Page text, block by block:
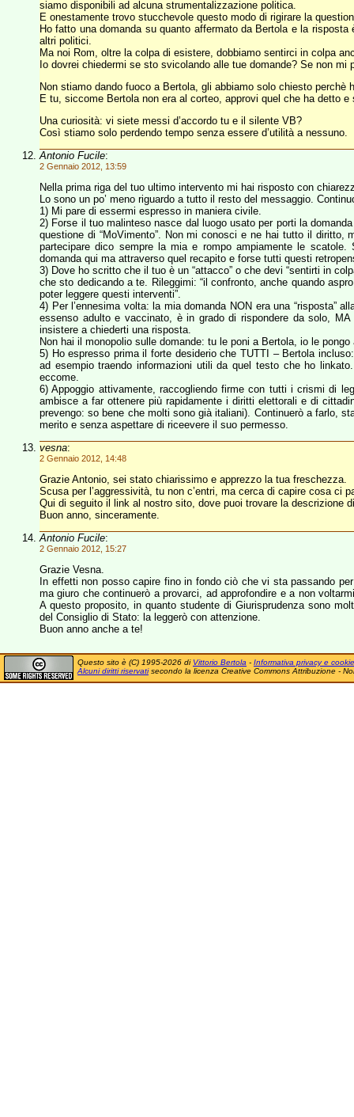
siamo disponibili ad alcuna strumentalizzazione politica.
E onestamente trovo stucchevole questo modo di rigirare la
Ho fatto una domanda su quanto affermato da Bertola e la
altri politici.
Ma noi Rom, oltre la colpa di esistere, dobbiamo sentirci in colpa
Io dovrei chiedermi se sto svicolando alle tue domande? Se non
Non stiamo dando fuoco a Bertola, gli abbiamo solo chiesto
E tu, siccome Bertola non era al corteo, approvi quel che ha detto
Una curiosità: vi siete messi d’accordo tu e il silente VB?
Così stiamo solo perdendo tempo senza essere d’utilità a nessuno.
Antonio Fucile:
2 Gennaio 2012, 13:59
Nella prima riga del tuo ultimo intervento mi hai risposto con
Lo sono un po’ meno riguardo a tutto il resto del messaggio.
1) Mi pare di essermi espresso in maniera civile.
2) Forse il tuo malinteso nasce dal luogo usato per porti la
questione di “MoVimento”. Non mi conosci e ne hai tutto il
partecipare dico sempre la mia e rompo ampiamente le
domanda qui ma attraverso quel recapito e forse tutti questi
3) Dove ho scritto che il tuo è un “attacco” o che devi “sentirti in
che sto dedicando a te. Rileggimi: “il confronto, anche quando
poter leggere questi interventi”.
4) Per l’ennesima volta: la mia domanda NON era una “risposta”
essenso adulto e vaccinato, è in grado di rispondere da solo,
insistere a chiederti una risposta.
Non hai il monopolio sulle domande: tu le poni a Bertola, io le
5) Ho espresso prima il forte desiderio che TUTTI – Bertola
ad esempio traendo informazioni utili da quel testo che ho
eccome.
6) Appoggio attivamente, raccogliendo firme con tutti i crismi di
ambisce a far ottenere più rapidamente i diritti elettorali e di
prevengo: so bene che molti sono già italiani). Continuerò a farlo,
merito e senza aspettare di riceevere il suo permesso.
vesna:
2 Gennaio 2012, 14:48
Grazie Antonio, sei stato chiarissimo e apprezzo la tua freschezza.
Scusa per l’aggressività, tu non c’entri, ma cerca di capire cosa ci
Qui di seguito il link al nostro sito, dove puoi trovare la descrizione
Buon anno, sinceramente.
Antonio Fucile:
2 Gennaio 2012, 15:27
Grazie Vesna.
In effetti non posso capire fino in fondo ciò che vi sta passando
ma giuro che continuerò a provarci, ad approfondire e a non
A questo proposito, in quanto studente di Giurisprudenza sono
del Consiglio di Stato: la leggerò con attenzione.
Buon anno anche a te!
Questo sito è (C) 1995-2026 di Vittorio Bertola - Informativa privacy e cookie
Alcuni diritti riservatisecondo la licenza Creative Commons Attribuzione -